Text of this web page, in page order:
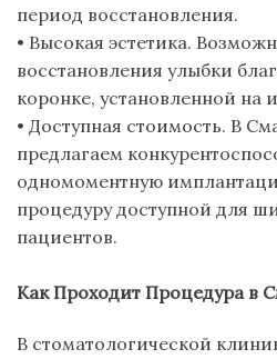
период восстановления.
• Высокая эстетика.
восстановления улыбки
коронке, установленной на
• Доступная стоимость. В
предлагаем
одномоментную
процедуру доступной для
пациентов.
Как Проходит Процедура в
В стоматологической